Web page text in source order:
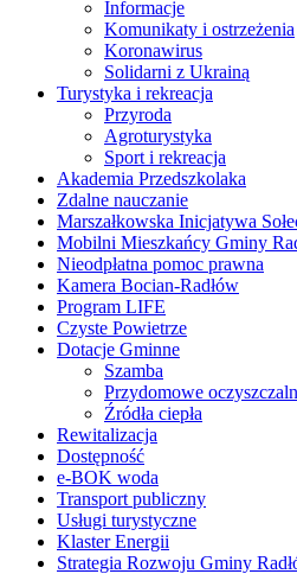
Informacje
Komunikaty i ostrzeżenia
Koronawirus
Solidarni z Ukrainą
Turystyka i rekreacja
Przyroda
Agroturystyka
Sport i rekreacja
Akademia Przedszkolaka
Zdalne nauczanie
Marszałkowska Inicjatywa
Mobilni Mieszkańcy Gminy
Nieodpłatna pomoc prawna
Kamera Bocian-Radłów
Program LIFE
Czyste Powietrze
Dotacje Gminne
Szamba
Przydomowe
Źródła ciepła
Rewitalizacja
Dostępność
e-BOK woda
Transport publiczny
Usługi turystyczne
Klaster Energii
Strategia Rozwoju Gminy